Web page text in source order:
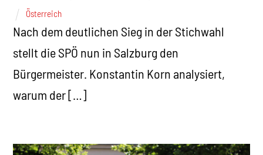
Österreich
Nach dem deutlichen Sieg in der Stichwahl
stellt die SPÖ nun in Salzburg den
Bürgermeister. Konstantin Korn analysiert,
warum der […]